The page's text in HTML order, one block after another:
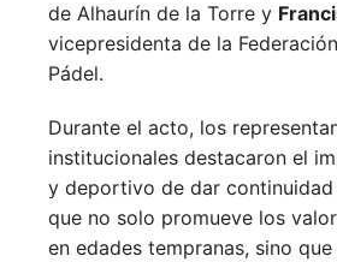
de Alhaurín de la Torre y
vicepresidenta de la
Pádel.
Durante el acto, los
institucionales destacaron el
y deportivo de dar continuidad
que no solo promueve los
en edades tempranas, sino